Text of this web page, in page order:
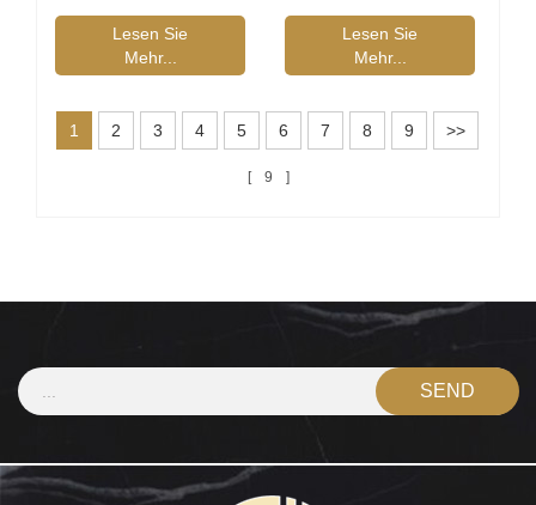
Lesen Sie
Mehr...
Lesen Sie
Mehr...
1 2 3 4 5 6 7 8 9 >>
9